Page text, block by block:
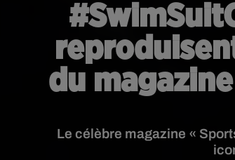
du
Le célèbre magazine «